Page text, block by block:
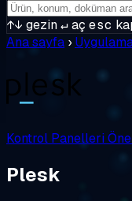
↑↓ gezin↵aç esc
Ana sayfa ›
Kontrol Panelleri
Plesk